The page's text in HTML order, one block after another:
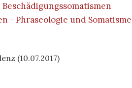
- Phraseologie und
(10.07.2017)